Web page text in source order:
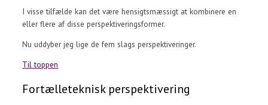
I visse tilfælde kan det være hensigtsmæssigt at kombinere en
eller flere af disse perspektiveringsformer.
Nu uddyber jeg lige de fem slags perspektiveringer.
Til toppen
Fortælleteknisk perspektivering